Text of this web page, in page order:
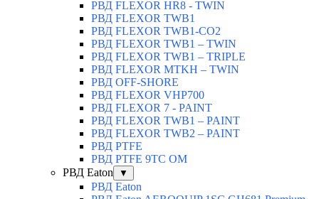
РВД FLEXOR HR8 - TWIN
РВД FLEXOR TWB1
РВД FLEXOR TWB1-CO2
РВД FLEXOR TWB1 – TWIN
РВД FLEXOR TWB1 – TRIPLE
РВД FLEXOR MTKH – TWIN
РВД OFF-SHORE
РВД FLEXOR VHP700
РВД FLEXOR 7 - PAINT
РВД FLEXOR TWB1 – PAINT
РВД FLEXOR TWB2 – PAINT
РВД PTFE
РВД PTFE 9TC OM
РВД Eaton
▼
РВД Eaton